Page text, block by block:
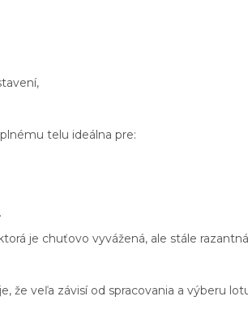
telu ideálna pre:
je chuťovo vyvážená, ale stále
že veľa závisí od spracovania a výberu